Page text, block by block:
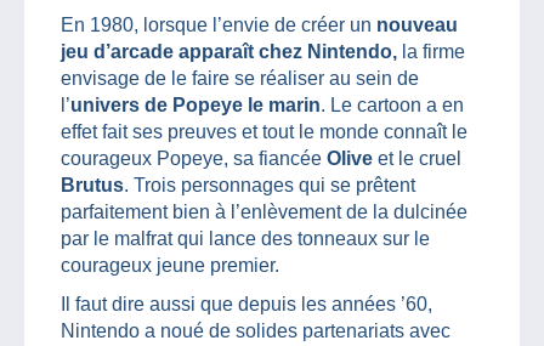
En 1980, lorsque l’envie de créer un nouveau
jeu d’arcade apparaît chez Nintendo, la firme
envisage de le faire se réaliser au sein de
l’univers de Popeye le marin. Le cartoon a en
effet fait ses preuves et tout le monde connaît le
courageux Popeye, sa fiancée Olive et le cruel
Brutus. Trois personnages qui se prêtent
parfaitement bien à l’enlèvement de la dulcinée
par le malfrat qui lance des tonneaux sur le
courageux jeune premier.
Il faut dire aussi que depuis les années ’60,
Nintendo a noué de solides partenariats avec